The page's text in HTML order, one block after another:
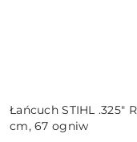
Łańcuch STIHL .325"
cm, 67 ogniw